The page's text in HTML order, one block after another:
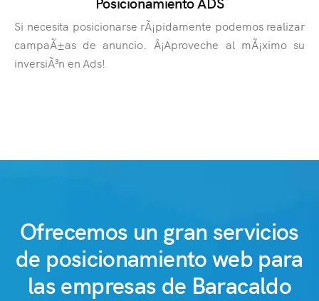
Si necesita posicionarse rÃ¡pidamente podemos realizar
campaÃ±as de anuncio. Â¡Aproveche al mÃ¡ximo su
inversiÃ³n en Ads!
Ofrecemos un gran servicios
de posicionamiento web para
las empresas de Baracaldo